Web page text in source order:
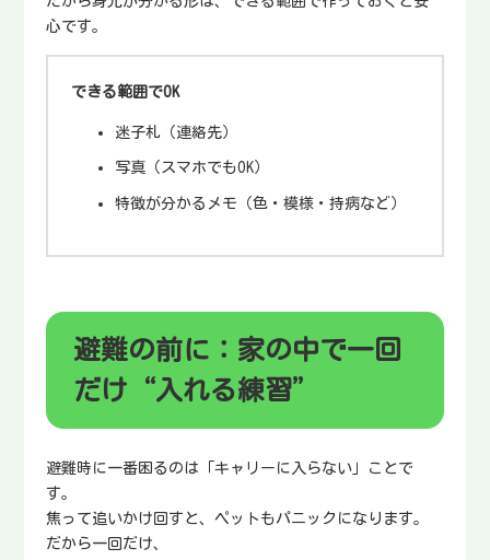
心です。
できる範囲でOK
迷子札（連絡先）
写真（スマホでもOK）
特徴が分かるメモ（色・模様・持病など）
避難の前に：家の中で一回
だけ“入れる練習”
避難時に一番困るのは「キャリーに入らない」ことで
す。
焦って追いかけ回すと、ペットもパニックになります。
だから一回だけ、